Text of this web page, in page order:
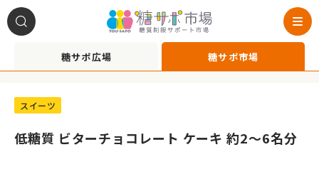
糖サポ広場 糖サポ市場
A1021026
スイーツ
低糖質 ビターチョコレート ケーキ 約2～6名分